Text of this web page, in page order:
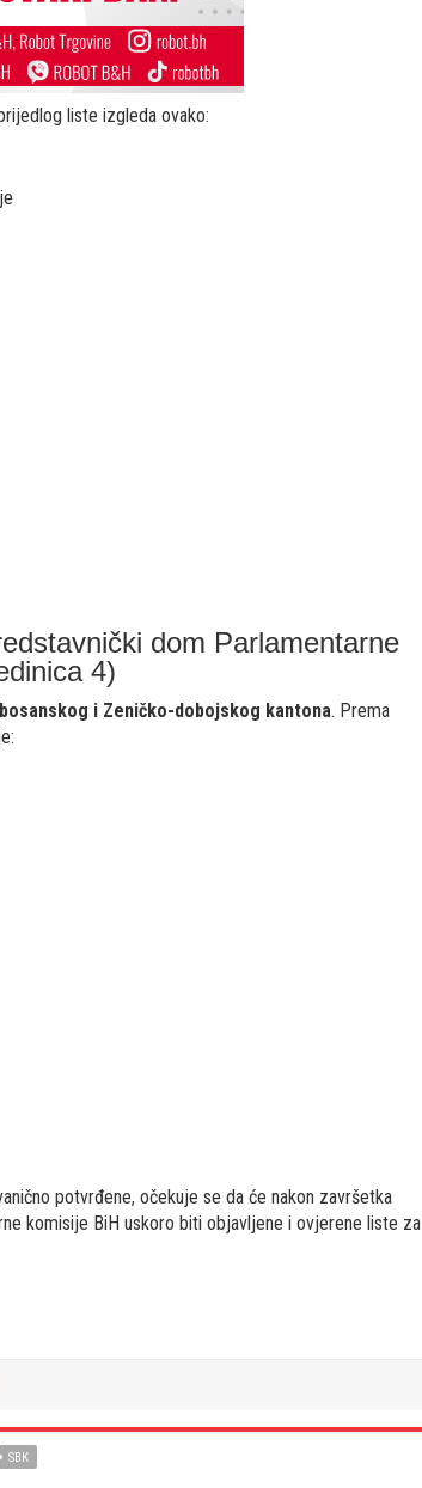
liste izgleda ovako:
dom Parlamentarne
4)
i Zeničko-dobojskog kantona. Prema
potvrđene, očekuje se da će nakon završetka
komisije BiH uskoro biti objavljene i ovjerene liste za
SBK